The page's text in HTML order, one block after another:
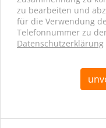
zu bearbeiten und
für die Verwendung
Telefonnummer zu
Datenschutzerklärung